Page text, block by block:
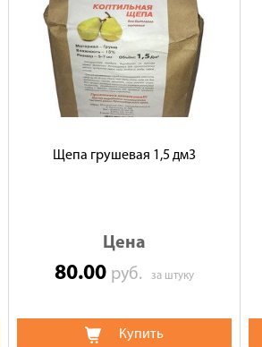
Щепа грушевая 1,5 дм3
Цена
80.00 руб. за штуку
Купить